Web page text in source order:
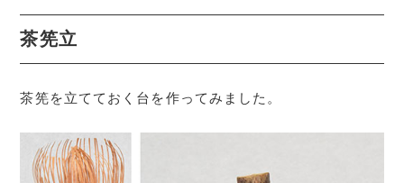
茶筅立
茶筅を立てておく台を作ってみました。